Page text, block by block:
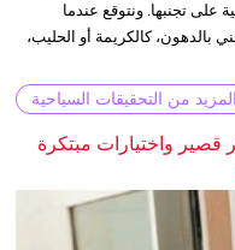
تجنبها. ونتوقع عندما
بالدهون، كالكريمة أو الحليب،
المزيد من التحقيقات السياحية
واختيارات مبتكرة